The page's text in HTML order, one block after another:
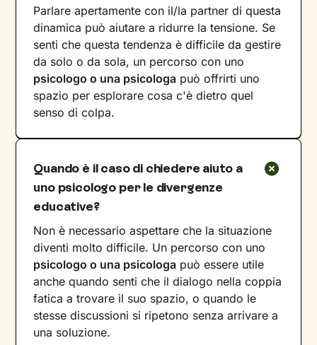
Parlare apertamente con il/la partner di questa
dinamica può aiutare a ridurre la tensione. Se
senti che questa tendenza è difficile da gestire
da solo o da sola, un percorso con uno
psicologo o una psicologa può offrirti uno
spazio per esplorare cosa c'è dietro quel
senso di colpa.
Quando è il caso di chiedere aiuto a
uno psicologo per le divergenze
educative?
Non è necessario aspettare che la situazione
diventi molto difficile. Un percorso con uno
psicologo o una psicologa può essere utile
anche quando senti che il dialogo nella coppia
fatica a trovare il suo spazio, o quando le
stesse discussioni si ripetono senza arrivare a
una soluzione.